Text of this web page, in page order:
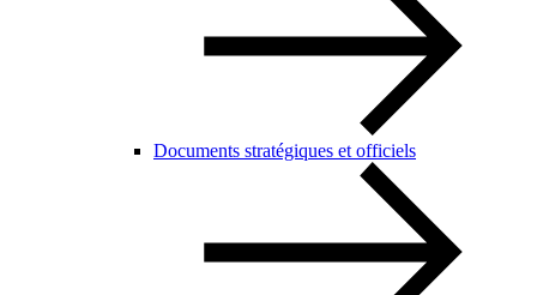
Documents stratégiques et officiels